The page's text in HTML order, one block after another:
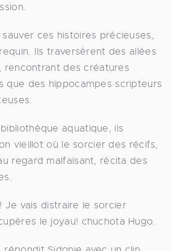
ces histoires précieuses,
Ils traversèrent des allées
rencontrant des créatures
que des hippocampes scripteurs
aquatique, ils
vieillot où le sorcier des récifs,
regard malfaisant, récita des
Je vais distraire le sorcier
le joyau! chuchota Hugo.